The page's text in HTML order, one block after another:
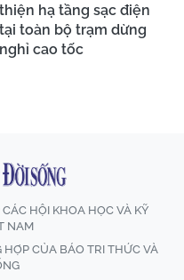
thiện hạ tầng sạc điện
tại toàn bộ trạm dừng
nghỉ cao tốc
CÁC HỘI KHOA HỌC VÀ KỸ
NAM
CỦA BÁO TRI THỨC VÀ